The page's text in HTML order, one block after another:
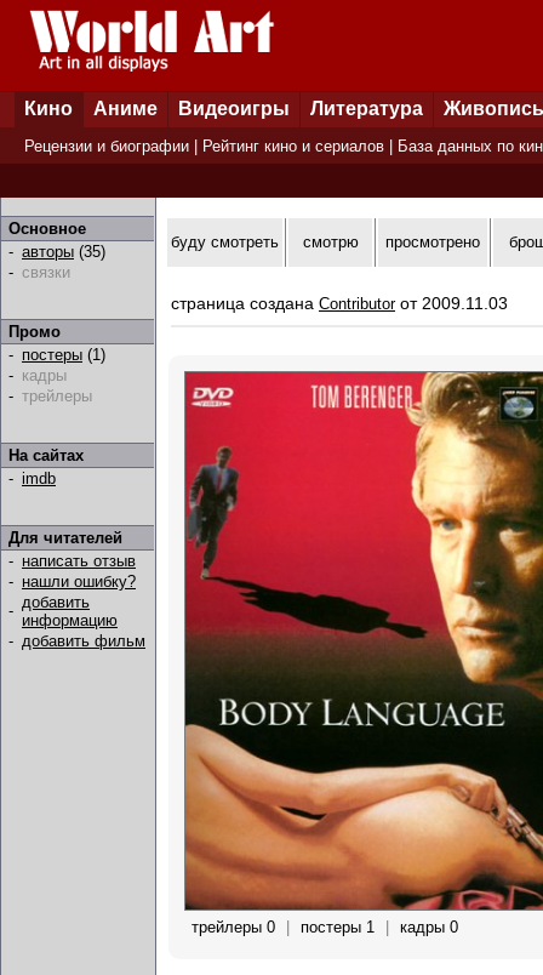
Кино Аниме Видеоигры Литература Живопись
Рецензии и биографии Рейтинг кино и сериалов База данных по
Основное
- авторы (35)
- связки
Промо
- постеры (1)
- кадры
- трейлеры
На сайтах
- imdb
Для читателей
- написать отзыв
- нашли ошибку?
- добавить
информацию
- добавить фильм
буду смотреть смотрю просмотрено
страница создана Contributorот 2009.11.03
трейлеры 0 | постеры 1 | кадры 0